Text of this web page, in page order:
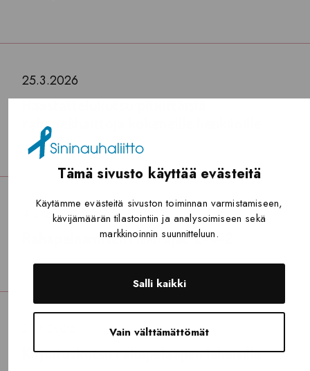
Tämä sivusto käyttää evästeitä
Käytämme evästeitä sivuston toiminnan varmistamiseen,
kävijämäärän tilastointiin ja analysoimiseen sekä
markkinoinnin suunnitteluun.
Vain välttämättömät
Salli kaikki
25.3.2026
Haastattelukutsu pitkittäisiä
rahapelihaittoja kokeneille henkilöille
4.2.2026
Rahapelaamisen riskirajat: 2-4-2
Kirjoituskutsu rahapelaajien läheisille